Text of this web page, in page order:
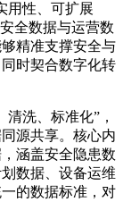
用性、可扩展
全数据与运营数
精准支撑安全与
时契合数字化转
洗、标准化”，
源共享。核心内
涵盖安全隐患数
数据、设备运维
的数据标准，对